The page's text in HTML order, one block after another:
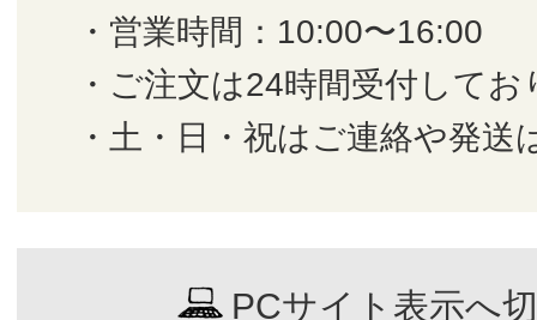
・営業時間：10:00〜16:00
・ご注文は24時間受付してお
・土・日・祝はご連絡や発送
PCサイト表示へ